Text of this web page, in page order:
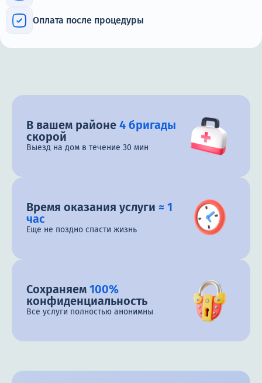
Оплата после процедуры
В вашем районе 4 бригады
скорой
Выезд на дом в течение 30 мин
Время оказания услуги ≈ 1
час
Еще не поздно спасти жизнь
Сохраняем 100%
конфиденциальность
Все услуги полностью анонимны